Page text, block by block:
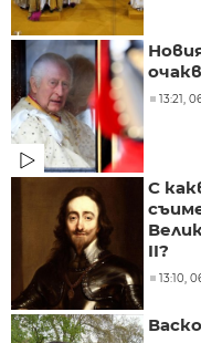
13:21,
С
II?
13:10,